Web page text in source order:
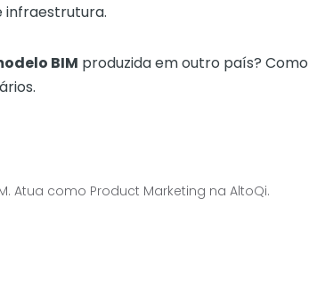
infraestrutura.
BIM produzida em outro país? Como
Atua como Product Marketing na AltoQi.